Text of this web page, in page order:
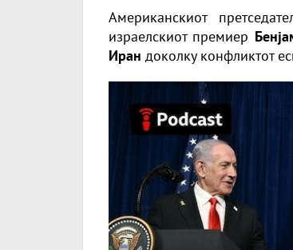
Американскиот
израелскиот премиер
Иран доколку конфликтот